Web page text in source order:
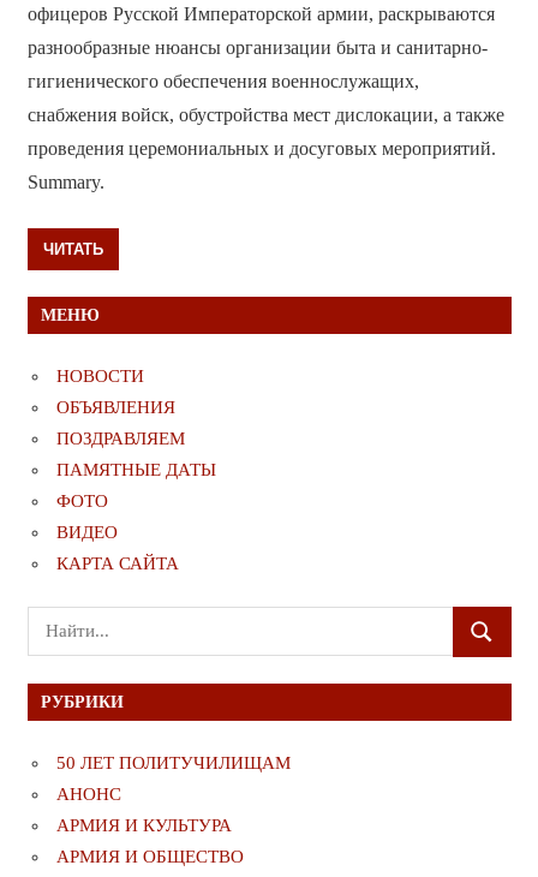
офицеров Русской Императорской армии, раскрываются
разнообразные нюансы организации быта и санитарно-
гигиенического обеспечения военнослужащих,
снабжения войск, обустройства мест дислокации, а также
проведения церемониальных и досуговых мероприятий.
Summary.
ЧИТАТЬ
МЕНЮ
НОВОСТИ
ОБЪЯВЛЕНИЯ
ПОЗДРАВЛЯЕМ
ПАМЯТНЫЕ ДАТЫ
ФОТО
ВИДЕО
КАРТА САЙТА
Поиск
для:
ПОИСК
РУБРИКИ
50 ЛЕТ ПОЛИТУЧИЛИЩАМ
АНОНС
АРМИЯ И КУЛЬТУРА
АРМИЯ И ОБЩЕСТВО